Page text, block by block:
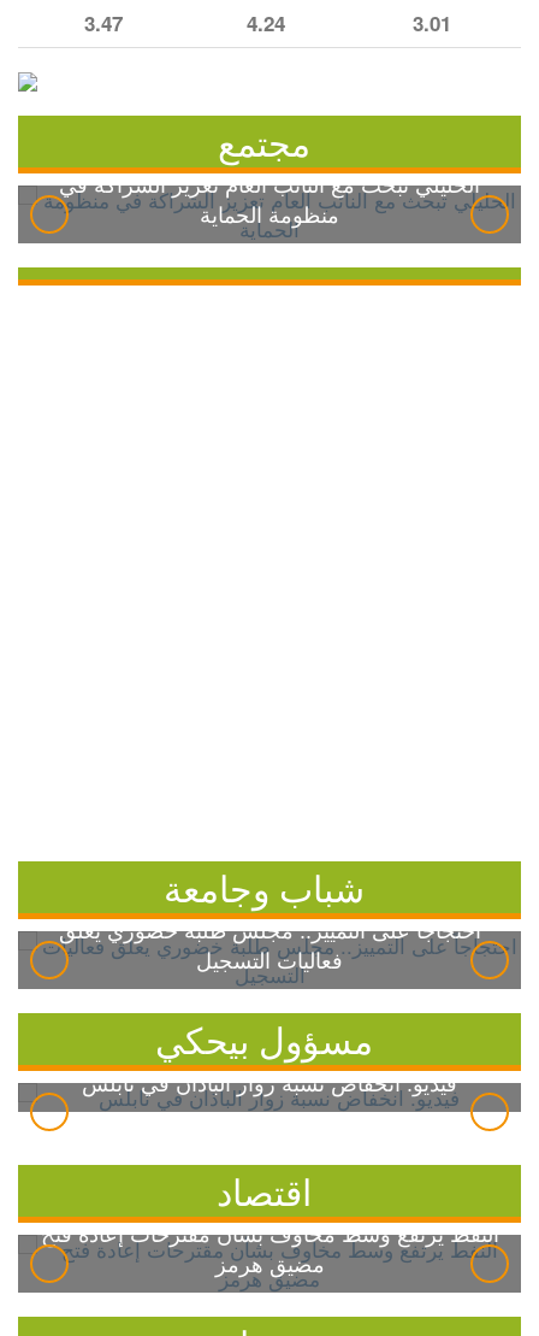
3.01
4.24
3.47
مجتمع
الخليلي تبحث مع النائب العام تعزيز الشراكة في
منظومة الحماية
شباب وجامعة
احتجاجاً على التمييز.. مجلس طلبة خضوري يعلق
فعاليات التسجيل
مسؤول بيحكي
فيديو: انخفاض نسبة زوار الباذان في نابلس
اقتصاد
النفط يرتفع وسط مخاوف بشأن مقترحات إعادة فتح
مضيق هرمز